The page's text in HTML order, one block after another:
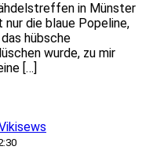
in Münster
nur die blaue Popeline,
hübsche
wurde, zu mir
[…]